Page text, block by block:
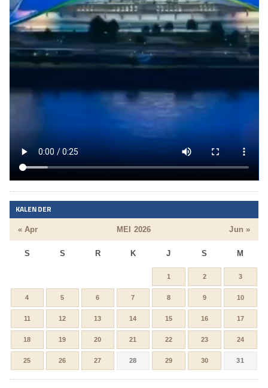
KALENDER
MEI 2026
S S R K J S M
« Apr Jun »
1 2 3
4 5 6 7 8 9 10
11 12 13 14 15 16 17
18 19 20 21 22 23 24
25 26 27 28 29 30 31